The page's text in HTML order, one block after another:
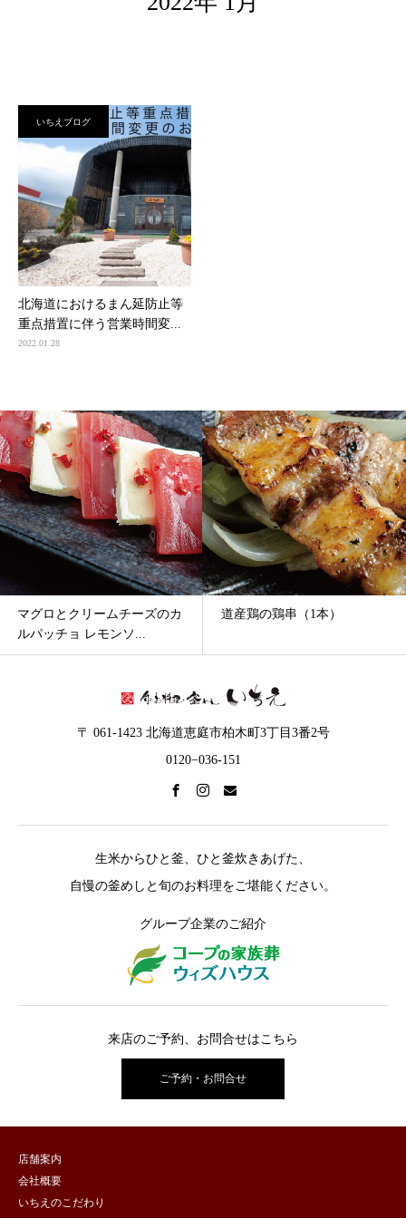
いちえブログ
北海道におけるまん延防止等
重点措置に伴う営業時間変...
2022.01.28
マグロとクリームチーズのカ
ルパッチョ レモンソ...
道産鶏の鶏串（1本）
〒 061-1423 北海道恵庭市柏木町3丁目3番2号
0120−036-151
生米からひと釜、ひと釜炊きあげた、
自慢の釜めしと旬のお料理をご堪能ください。
グループ企業のご紹介
来店のご予約、お問合せはこちら
ご予約・お問合せ
店舗案内
会社概要
いちえのこだわり